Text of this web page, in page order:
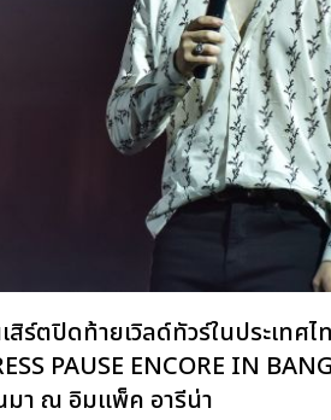
ตปิดท้ายเวิลด์ทัวร์ในประเทศไ
PAUSE ENCORE IN
มา ณ อิมแพ็ค อารีน่า